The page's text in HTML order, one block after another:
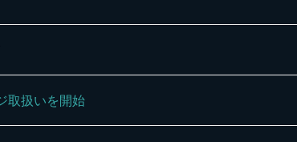
取扱いを開始